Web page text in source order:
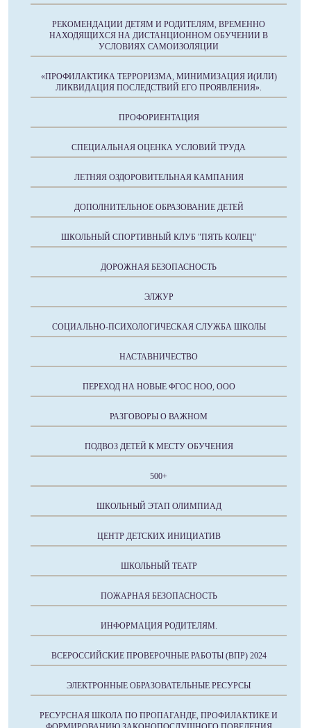
РЕКОМЕНДАЦИИ ДЕТЯМ И РОДИТЕЛЯМ, ВРЕМЕННО
НАХОДЯЩИХСЯ НА ДИСТАНЦИОННОМ ОБУЧЕНИИ В
УСЛОВИЯХ САМОИЗОЛЯЦИИ
«ПРОФИЛАКТИКА ТЕРРОРИЗМА, МИНИМИЗАЦИЯ И(ИЛИ)
ЛИКВИДАЦИЯ ПОСЛЕДСТВИЙ ЕГО ПРОЯВЛЕНИЯ».
ПРОФОРИЕНТАЦИЯ
СПЕЦИАЛЬНАЯ ОЦЕНКА УСЛОВИЙ ТРУДА
ЛЕТНЯЯ ОЗДОРОВИТЕЛЬНАЯ КАМПАНИЯ
ДОПОЛНИТЕЛЬНОЕ ОБРАЗОВАНИЕ ДЕТЕЙ
ШКОЛЬНЫЙ СПОРТИВНЫЙ КЛУБ "ПЯТЬ КОЛЕЦ"
ДОРОЖНАЯ БЕЗОПАСНОСТЬ
ЭЛЖУР
СОЦИАЛЬНО-ПСИХОЛОГИЧЕСКАЯ СЛУЖБА ШКОЛЫ
НАСТАВНИЧЕСТВО
ПЕРЕХОД НА НОВЫЕ ФГОС НОО, ООО
РАЗГОВОРЫ О ВАЖНОМ
ПОДВОЗ ДЕТЕЙ К МЕСТУ ОБУЧЕНИЯ
500+
ШКОЛЬНЫЙ ЭТАП ОЛИМПИАД
ЦЕНТР ДЕТСКИХ ИНИЦИАТИВ
ШКОЛЬНЫЙ ТЕАТР
ПОЖАРНАЯ БЕЗОПАСНОСТЬ
ИНФОРМАЦИЯ РОДИТЕЛЯМ.
ВСЕРОССИЙСКИЕ ПРОВЕРОЧНЫЕ РАБОТЫ (ВПР) 2024
ЭЛЕКТРОННЫЕ ОБРАЗОВАТЕЛЬНЫЕ РЕСУРСЫ
РЕСУРСНАЯ ШКОЛА ПО ПРОПАГАНДЕ, ПРОФИЛАКТИКЕ И